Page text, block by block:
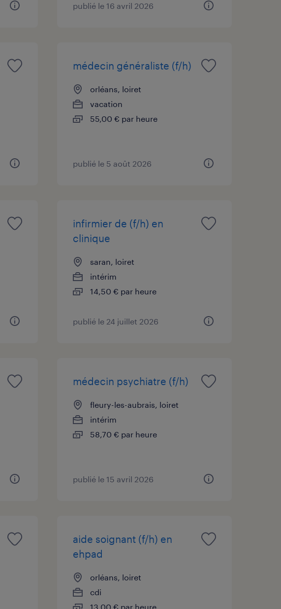
publié le 16 avril 2026
médecin généraliste (f/h)
orléans, loiret
vacation
55,00 € par heure
publié le 5 août 2026
infirmier de (f/h) en
clinique
saran, loiret
intérim
14,50 € par heure
publié le 24 juillet 2026
médecin psychiatre (f/h)
fleury-les-aubrais, loiret
intérim
58,70 € par heure
publié le 15 avril 2026
aide soignant (f/h) en
ehpad
orléans, loiret
cdi
13,00 € par heure